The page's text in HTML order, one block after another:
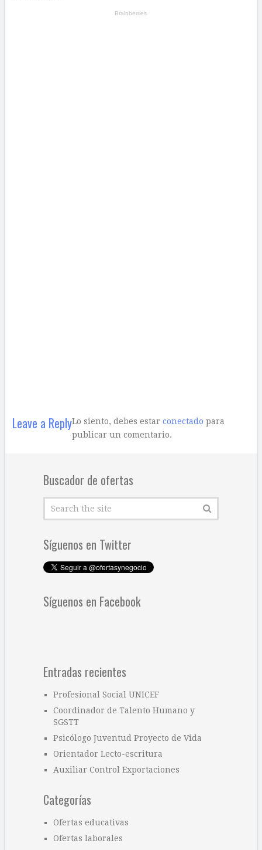
Leave a ReplyLo siento, debes estar conectado para
publicar un comentario.
Buscador de ofertas
Síguenos en Twitter
Síguenos en Facebook
Entradas recientes
Profesional Social UNICEF
Coordinador de Talento Humano y
SGSTT
Psicólogo Juventud Proyecto de Vida
Orientador Lecto-escritura
Auxiliar Control Exportaciones
Categorías
Ofertas educativas
Ofertas laborales